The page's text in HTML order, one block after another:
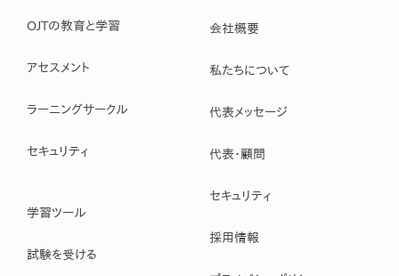
OJTの教育と学習
アセスメント
ラーニングサークル
セキュリティ
学習ツール
試験を受ける
会社概要
私たちについて
代表メッセージ
代表・顧問
セキュリティ
採用情報